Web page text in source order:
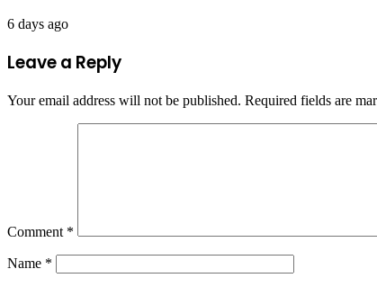
6 days ago
Leave a Reply
Your email address will not be published. Required fields are
Comment *
Name *